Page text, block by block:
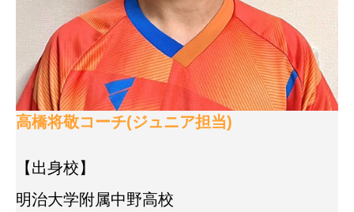
高橋将敬コーチ(ジュニア担当)
【出身校】
明治大学附属中野高校